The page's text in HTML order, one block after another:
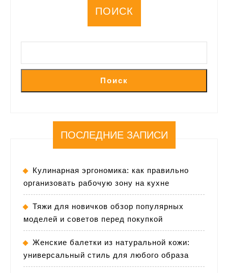
ПОИСК
Поиск
ПОСЛЕДНИЕ ЗАПИСИ
Кулинарная эргономика: как правильно
организовать рабочую зону на кухне
Тяжи для новичков обзор популярных
моделей и советов перед покупкой
Женские балетки из натуральной кожи:
универсальный стиль для любого образа